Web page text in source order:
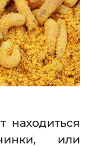
находиться
или